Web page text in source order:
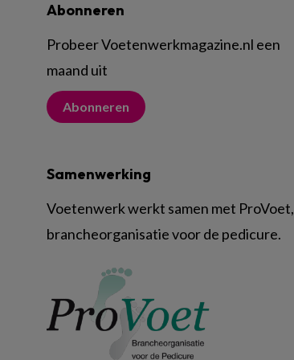
Abonneren
Probeer Voetenwerkmagazine.nl een
maand uit
Abonneren
Samenwerking
Voetenwerk werkt samen met ProVoet,
brancheorganisatie voor de pedicure.